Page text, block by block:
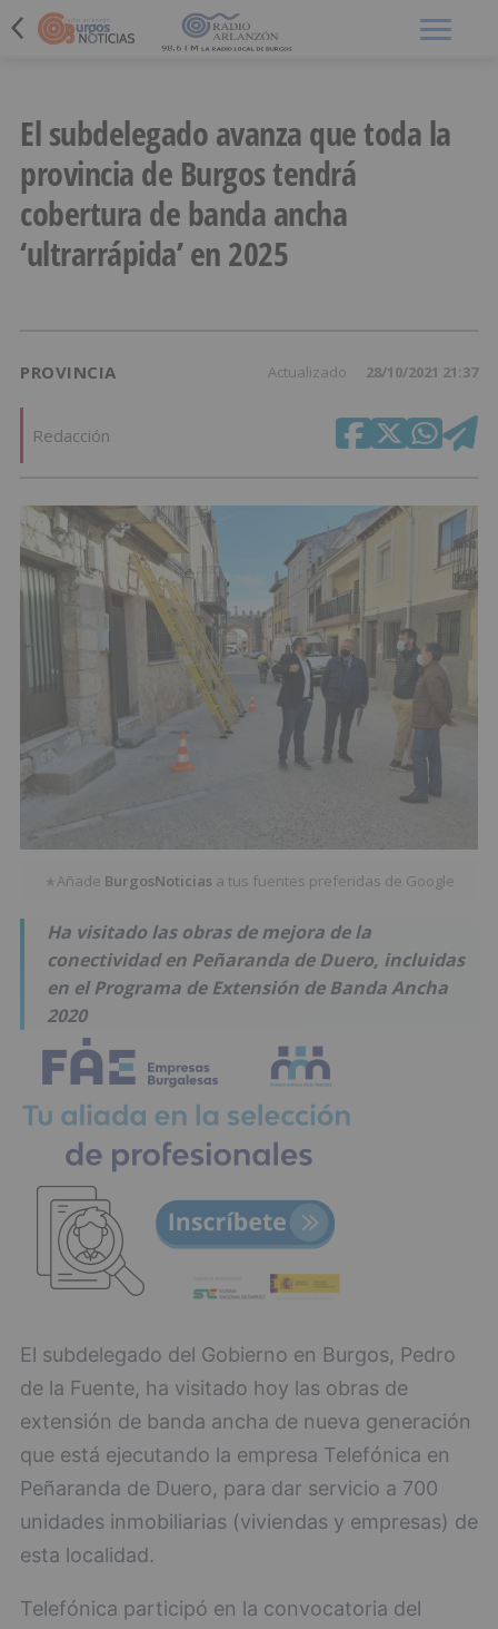
El subdelegado avanza que toda la
provincia de Burgos tendrá
cobertura de banda ancha
‘ultrarrápida’ en 2025
PROVINCIA Actualizado 28/10/2021 21:37
Redacción
★Añade BurgosNoticias a tus fuentes preferidas de Google
Ha visitado las obras de mejora de la
conectividad en Peñaranda de Duero, incluidas
en el Programa de Extensión de Banda Ancha
2020
El subdelegado del Gobierno en Burgos, Pedro
de la Fuente, ha visitado hoy las obras de
extensión de banda ancha de nueva generación
que está ejecutando la empresa Telefónica en
Peñaranda de Duero, para dar servicio a 700
unidades inmobiliarias (viviendas y empresas) de
esta localidad.
Telefónica participó en la convocatoria del